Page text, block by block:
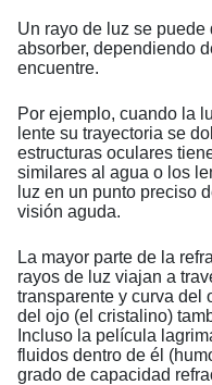
Un rayo de luz se puede
absorber, dependiendo
encuentre.
Por ejemplo, cuando la
lente su trayectoria se
estructuras oculares
similares al agua o los
luz en un punto preciso
visión aguda.
La mayor parte de la
rayos de luz viajan a
transparente y curva del
del ojo (el cristalino)
Incluso la película
fluidos dentro de él
grado de capacidad